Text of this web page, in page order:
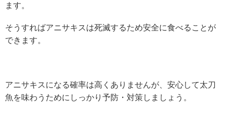
ます。
そうすればアニサキスは死滅するため安全に食べることが
できます。
アニサキスになる確率は高くありませんが、安心して太刀
魚を味わうためにしっかり予防・対策しましょう。